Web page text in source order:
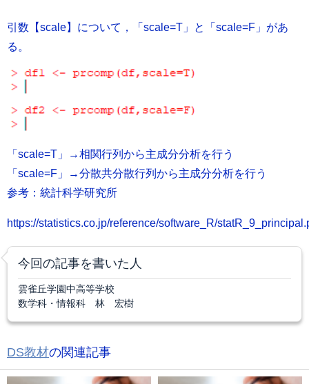
引数【scale】について，「scale=T」と「scale=F」があ
る。
「scale=T」→相関行列から主成分分析を行う
「scale=F」→分散共分散行列から主成分分析を行う
参考：統計科学研究所
https://statistics.co.jp/reference/software_R/
今回の記事を書いた人
雲雀丘学園中高等学校
数学科・情報科 林 宏樹
DS教材の関連記事